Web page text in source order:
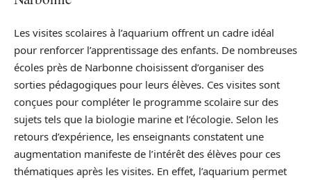
Les visites scolaires à l’aquarium offrent un cadre idéal
pour renforcer l’apprentissage des enfants. De nombreuses
écoles près de Narbonne choisissent d’organiser des
sorties pédagogiques pour leurs élèves. Ces visites sont
conçues pour compléter le programme scolaire sur des
sujets tels que la biologie marine et l’écologie. Selon les
retours d’expérience, les enseignants constatent une
augmentation manifeste de l’intérêt des élèves pour ces
thématiques après les visites. En effet, l’aquarium permet